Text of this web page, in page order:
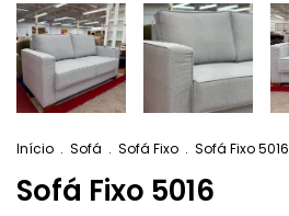
Início . Sofá . Sofá Fixo . Sofá Fixo 5016
Sofá Fixo 5016